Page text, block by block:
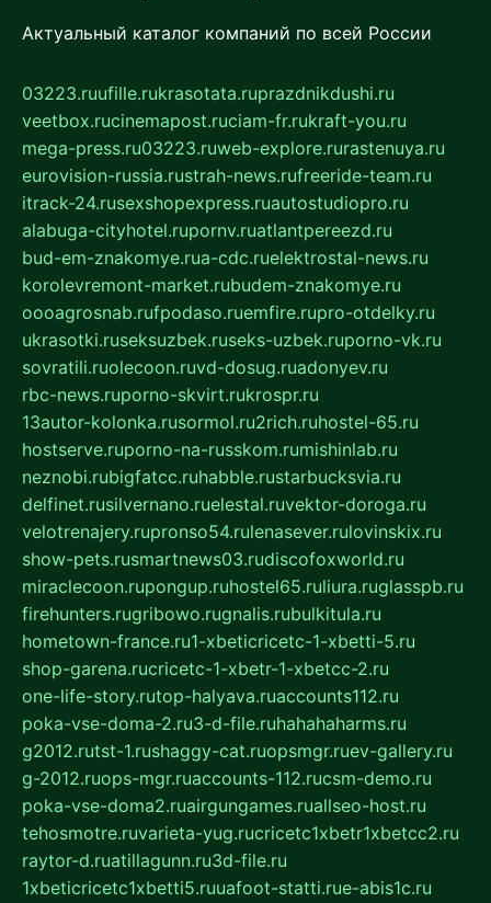
Актуальный каталог компаний по всей России
03223.ruufille.rukrasotata.ruprazdnikdushi.ru
veetbox.rucinemapost.ruciam-fr.rukraft-you.ru
mega-press.ru03223.ruweb-explore.rurastenuya.ru
eurovision-russia.rustrah-news.rufreeride-team.ru
itrack-24.rusexshopexpress.ruautostudiopro.ru
alabuga-cityhotel.rupornv.ruatlantpereezd.ru
bud-em-znakomye.rua-cdc.ruelektrostal-news.ru
korolevremont-market.rubudem-znakomye.ru
oooagrosnab.rufpodaso.ruemfire.rupro-otdelky.ru
ukrasotki.ruseksuzbek.ruseks-uzbek.ruporno-vk.ru
sovratili.ruolecoon.ruvd-dosug.ruadonyev.ru
rbc-news.ruporno-skvirt.rukrospr.ru
13autor-kolonka.rusormol.ru2rich.ruhostel-65.ru
hostserve.ruporno-na-russkom.rumishinlab.ru
neznobi.rubigfatcc.ruhabble.rustarbucksvia.ru
delfinet.rusilvernano.ruelestal.ruvektor-doroga.ru
velotrenajery.rupronso54.rulenasever.rulovinskix.ru
show-pets.rusmartnews03.rudiscofoxworld.ru
miraclecoon.rupongup.ruhostel65.ruliura.ruglasspb.ru
firehunters.rugribowo.rugnalis.rubulkitula.ru
hometown-france.ru1-xbeticricetc-1-xbetti-5.ru
shop-garena.rucricetc-1-xbetr-1-xbetcc-2.ru
one-life-story.rutop-halyava.ruaccounts112.ru
poka-vse-doma-2.ru3-d-file.ruhahahaharms.ru
g2012.rutst-1.rushaggy-cat.ruopsmgr.ruev-gallery.ru
g-2012.ruops-mgr.ruaccounts-112.rucsm-demo.ru
poka-vse-doma2.ruairgungames.ruallseo-host.ru
tehosmotre.ruvarieta-yug.rucricetc1xbetr1xbetcc2.ru
raytor-d.ruatillagunn.ru3d-file.ru
1xbeticricetc1xbetti5.ruuafoot-statti.rue-abis1c.ru